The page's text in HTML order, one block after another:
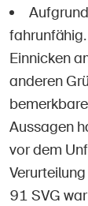
Einnicken
anderen
Aussagen
vor dem
91 SVG